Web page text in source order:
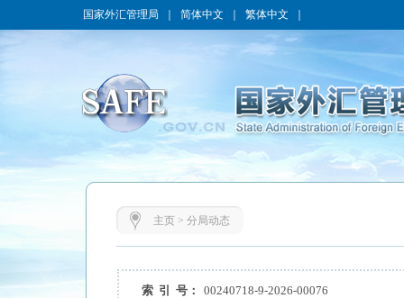
国家外汇管理局 简体中文 繁体中文
主页> 分局动态
索 引 号：
00240718-9-2026-00076